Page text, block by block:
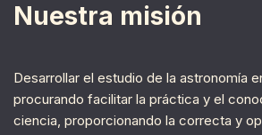
Nuestra misión
Desarrollar el estudio de la astronomía
procurando facilitar la práctica y el
ciencia, proporcionando la correcta y